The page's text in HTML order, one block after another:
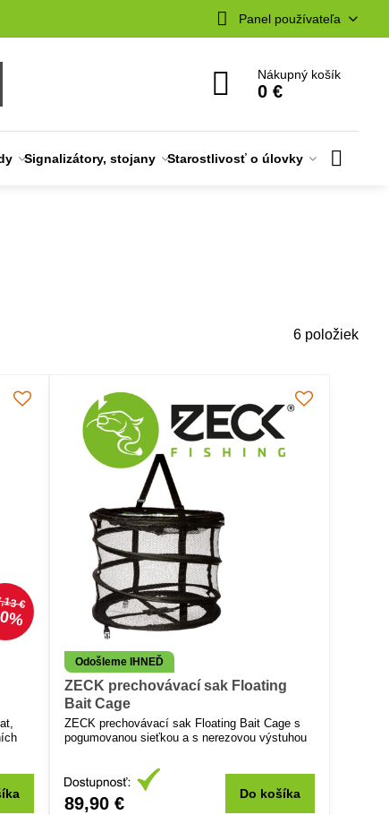
Panel používateľa
Nákupný košík
0 €
Signalizátory, stojany Starostlivosť o úlovky
6 položiek
€
Odošleme IHNEĎ
ZECK prechovávací sak Floating
Bait Cage
ZECK prechovávací sak Floating Bait Cage s
pogumovanou sieťkou a s nerezovou výstuhou
89,90 € Do košíka